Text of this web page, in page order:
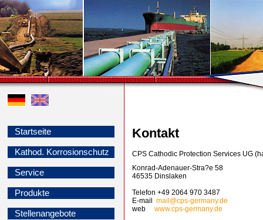
Startseite
Kathod. Korrosionschutz
Service
Produkte
Stellenangebote
Kontakt
CPS Cathodic Protection Services UG
Konrad-Adenauer-Stra?e 58
46535 Dinslaken
Telefon +49 2064 970 3487
E-mail mail@cps-germany.de
web www.cps-germany.de